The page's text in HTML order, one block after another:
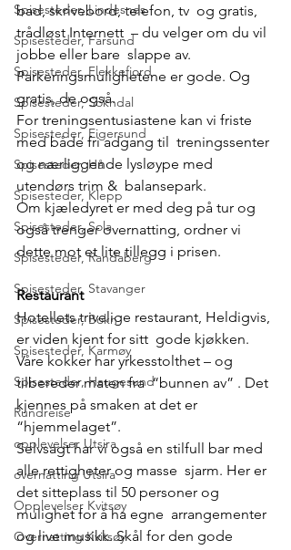
Spisesteder, Lindesnes
Spisesteder, Farsund
Spisesteder, Flekkefjord
Spisesteder, Sokndal
Spisesteder, Eigersund
Spisesteder, Hå
Spisesteder, Klepp
Spisesteder, Sola
Spisesteder, Randaberg
Spisesteder, Stavanger
Spisesteder, Bokn
Spisesteder, Karmøy
Spisesteder, Haugesund
Rundreise
opplevelser Utsira
overnatting Utsira
Opplevelser Kvitsøy
Overnatting Kvitsøy
bad, skrivebord, telefon, tv  og gratis,
trådløst Internett  – du velger om du vil
jobbe eller bare  slappe av.
Parkeringsmulighetene er gode. Og
gratis, de også.
For treningsentusiastene kan vi friste
med både fri adgang til  treningssenter
og nærliggende lysløype med
utendørs trim &  balansepark.
Om kjæledyret er med deg på tur og
også trenger overnatting, ordner vi
dette mot et lite tillegg i prisen.
Restaurant
Hotellets trivelige restaurant, Heldigvis,
er viden kjent for sitt  gode kjøkken.
Våre kokker har yrkesstolthet – og
tilbereder maten fra  “bunnen av” . Det
kjennes på smaken at det er
“hjemmelaget”.
Selvsagt har vi også en stilfull bar med
alle rettigheter og masse  sjarm. Her er
det sitteplass til 50 personer og
mulighet for å ha egne  arrangementer
og live musikk. Skål for den gode